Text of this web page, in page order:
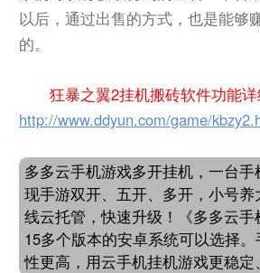
以后，通过出售的方式，也是能够
的。
狂暴之翼2挂机搬砖软件功能详
http://www.ddyun.com/game/
多多云手机游戏多开挂机，一台
现手游双开、五开、多开，小号
线云托管，快速升级！《多多云手
15多个版本的安卓系统可以选择
性更高，用云手机挂机游戏更稳定